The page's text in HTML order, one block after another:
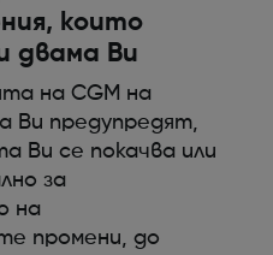
които
двама Ви
на CGM на
Ви предупредят,
Ви се покачва или
за
на
промени, до